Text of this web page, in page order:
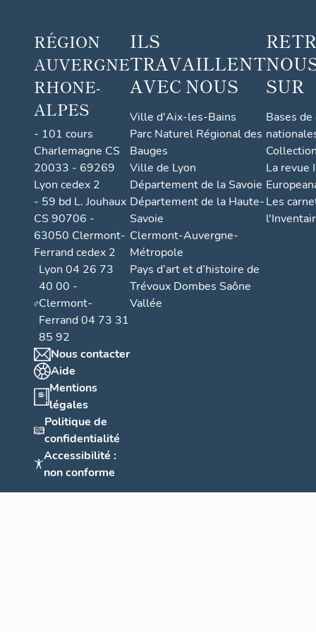
Sail-
sous-
Couz
an
RÉGION
AUVERGNE
RHONE-
ALPES
- 101 cours
Charlemagne CS
20033 - 69269
Lyon cedex 2
- 59 bd L. Jouhaux
CS 90706 -
63050 Clermont-
Ferrand cedex 2
Lyon 04 26 73
40 00 -
Clermont-
Ferrand 04 73 31
85 92
Nous contacter
Aide
Mentions
légales
Politique de
confidentialité
Accessibilité :
non conforme
ILS
TRAVAILLENT
AVEC NOUS
Ville d'Aix-les-Bains
Parc Naturel Régional des
Bauges
Ville de Lyon
Département de la Savoie
Département de la Haute-
Savoie
Clermont-Auvergne-
Métropole
Pays d’art et d’histoire de
Trévoux Dombes Saône
Vallée
SUR
Bases
La revue
Les